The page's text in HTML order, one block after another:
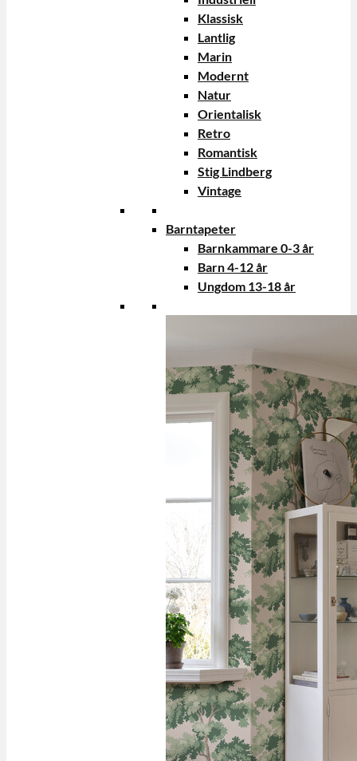
Klassisk
Lantlig
Marin
Modernt
Natur
Orientalisk
Retro
Romantisk
Stig Lindberg
Vintage
Barntapeter
Barnkammare 0-3 år
Barn 4-12 år
Ungdom 13-18 år